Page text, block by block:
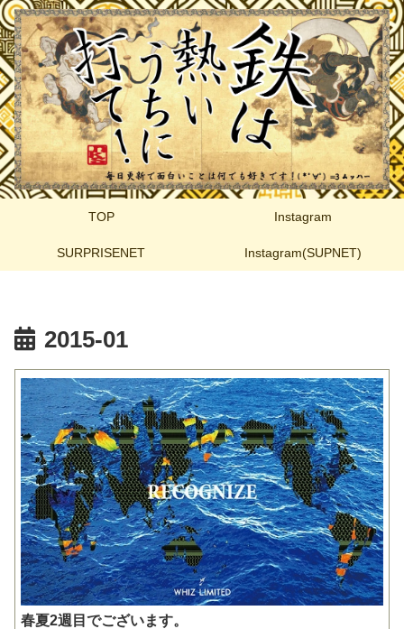
TOP Instagram
SURPRISENET Instagram(SUPNET)
2015-01
春夏2週目でございます。